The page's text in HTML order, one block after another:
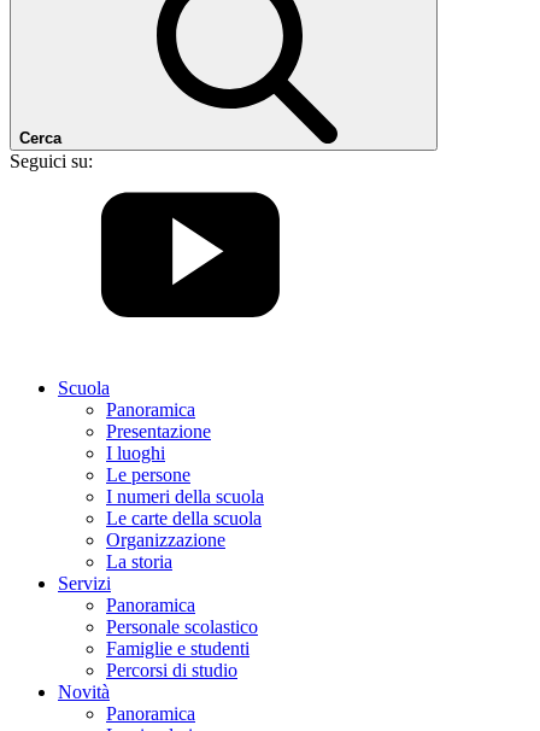
Cerca
Seguici su:
Scuola
Panoramica
Presentazione
I luoghi
Le persone
I numeri della scuola
Le carte della scuola
Organizzazione
La storia
Servizi
Panoramica
Personale scolastico
Famiglie e studenti
Percorsi di studio
Novità
Panoramica